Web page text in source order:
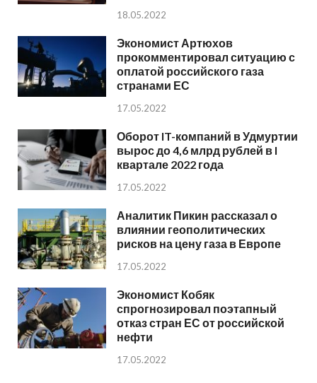
18.05.2022
Экономист Артюхов
прокомментировал ситуацию с
оплатой российского газа
странами ЕС
17.05.2022
Оборот IT-компаний в Удмуртии
вырос до 4,6 млрд рублей в I
квартале 2022 года
17.05.2022
Аналитик Пикин рассказал о
влиянии геополитических
рисков на цену газа в Европе
17.05.2022
Экономист Кобяк
спрогнозировал поэтапный
отказ стран ЕС от российской
нефти
17.05.2022